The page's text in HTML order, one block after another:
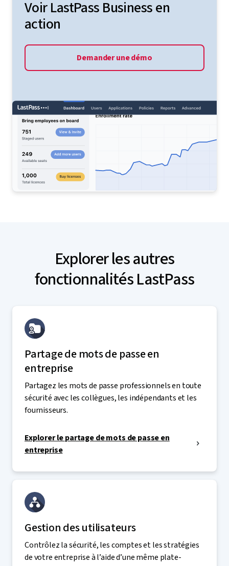
Voir LastPass Business en
action
Demander une démo
Explorer les autres
fonctionnalités LastPass
Partage de mots de passe en
entreprise
Partagez les mots de passe professionnels en toute
sécurité avec les collègues, les indépendants et les
fournisseurs.
Explorer le partage de mots de passe en
entreprise
Gestion des utilisateurs
Contrôlez la sécurité, les comptes et les stratégies
de votre entreprise à l’aide d’une même plate-